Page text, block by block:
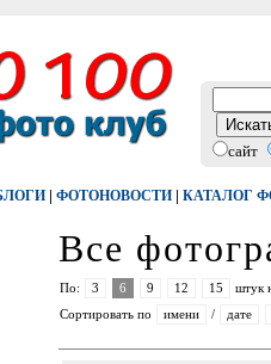
сайт
| ФОТОНОВОСТИ | КАТАЛОГ
Все
По: 3 6 9 12 15
штук
Сортировать по
имени / дате